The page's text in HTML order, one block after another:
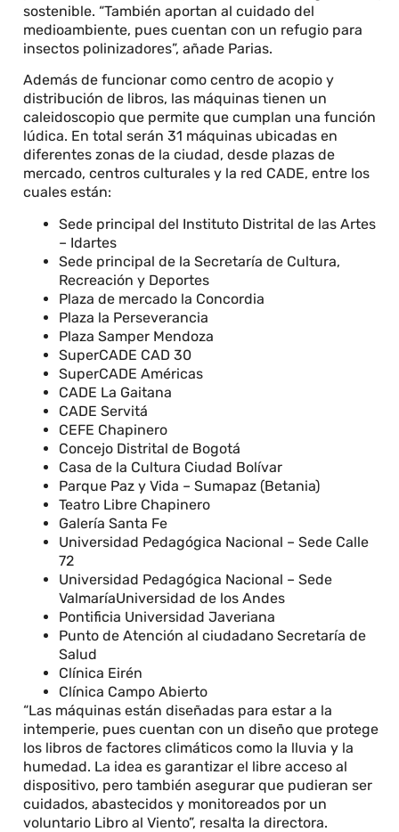
sostenible. “También aportan al cuidado del
medioambiente, pues cuentan con un refugio para
insectos polinizadores”, añade Parias.
Además de funcionar como centro de acopio y
distribución de libros, las máquinas tienen un
caleidoscopio que permite que cumplan una función
lúdica. En total serán 31 máquinas ubicadas en
diferentes zonas de la ciudad, desde plazas de
mercado, centros culturales y la red CADE, entre los
cuales están:
Sede principal del Instituto Distrital de las Artes
– Idartes
Sede principal de la Secretaría de Cultura,
Recreación y Deportes
Plaza de mercado la Concordia
Plaza la Perseverancia
Plaza Samper Mendoza
SuperCADE CAD 30
SuperCADE Américas
CADE La Gaitana
CADE Servitá
CEFE Chapinero
Concejo Distrital de Bogotá
Casa de la Cultura Ciudad Bolívar
Parque Paz y Vida – Sumapaz (Betania)
Teatro Libre Chapinero
Galería Santa Fe
Universidad Pedagógica Nacional – Sede Calle
72
Universidad Pedagógica Nacional – Sede
ValmaríaUniversidad de los Andes
Pontificia Universidad Javeriana
Punto de Atención al ciudadano Secretaría de
Salud
Clínica Eirén
Clínica Campo Abierto
“Las máquinas están diseñadas para estar a la
intemperie, pues cuentan con un diseño que protege
los libros de factores climáticos como la lluvia y la
humedad. La idea es garantizar el libre acceso al
dispositivo, pero también asegurar que pudieran ser
cuidados, abastecidos y monitoreados por un
voluntario Libro al Viento”, resalta la directora.